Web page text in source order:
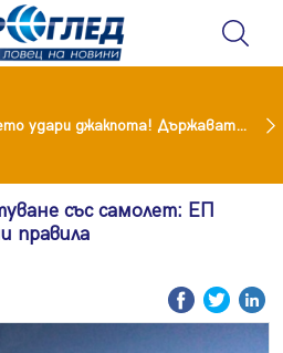
Коцето удари джакпота! Държавата му плаща 95 000 евро
със самолет: ЕП
правила